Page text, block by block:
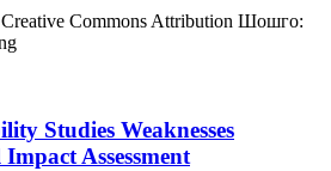
Creative Commons Attribution Шошго:
Studies Weaknesses
Assessment